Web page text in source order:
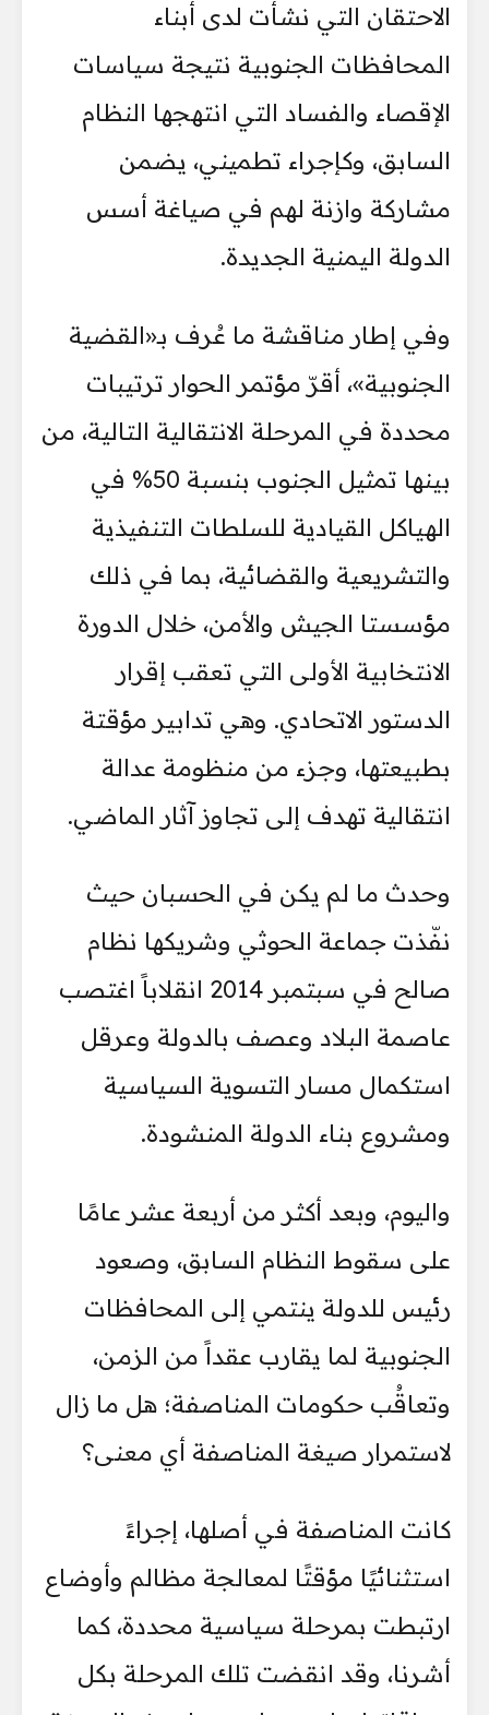
الاحتقان التي نشأت لدى أبناء
المحافظات الجنوبية نتيجة سياسات
الإقصاء والفساد التي انتهجها النظام
السابق، وكإجراء تطميني، يضمن
مشاركة وازنة لهم في صياغة أسس
الدولة اليمنية الجديدة.
وفي إطار مناقشة ما عُرف بـ«القضية
الجنوبية»، أقرّ مؤتمر الحوار ترتيبات
محددة في المرحلة الانتقالية التالية، من
بينها تمثيل الجنوب بنسبة 50% في
الهياكل القيادية للسلطات التنفيذية
والتشريعية والقضائية، بما في ذلك
مؤسستا الجيش والأمن، خلال الدورة
الانتخابية الأولى التي تعقب إقرار
الدستور الاتحادي. وهي تدابير مؤقتة
بطبيعتها، وجزء من منظومة عدالة
انتقالية تهدف إلى تجاوز آثار الماضي.
وحدث ما لم يكن في الحسبان حيث
نفّذت جماعة الحوثي وشريكها نظام
صالح في سبتمبر 2014 انقلاباً اغتصب
عاصمة البلاد وعصف بالدولة وعرقل
استكمال مسار التسوية السياسية
ومشروع بناء الدولة المنشودة.
واليوم، وبعد أكثر من أربعة عشر عامًا
على سقوط النظام السابق، وصعود
رئيس للدولة ينتمي إلى المحافظات
الجنوبية لما يقارب عقداً من الزمن،
وتعاقُب حكومات المناصفة؛ هل ما زال
لاستمرار صيغة المناصفة أي معنى؟
كانت المناصفة في أصلها، إجراءً
استثنائيًا مؤقتًا لمعالجة مظالم وأوضاع
ارتبطت بمرحلة سياسية محددة، كما
أشرنا، وقد انقضت تلك المرحلة بكل